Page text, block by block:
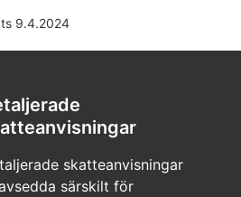
9.4.2024
skatteanvisningar
särskilt för